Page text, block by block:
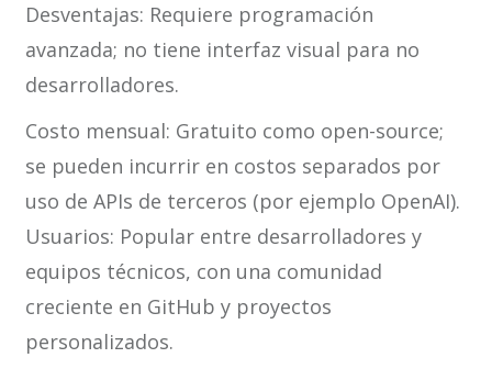
Desventajas: Requiere programación
avanzada; no tiene interfaz visual para no
desarrolladores.
Costo mensual: Gratuito como open-source;
se pueden incurrir en costos separados por
uso de APIs de terceros (por ejemplo OpenAI).
Usuarios: Popular entre desarrolladores y
equipos técnicos, con una comunidad
creciente en GitHub y proyectos
personalizados.